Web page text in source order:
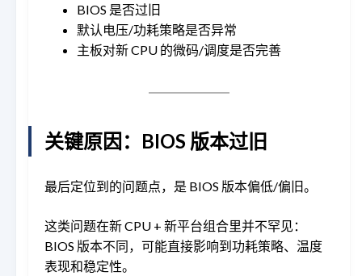
BIOS 是否过旧
默认电压/功耗策略是否异常
主板对新 CPU 的微码/调度是否完善
关键原因：BIOS 版本过旧
最后定位到的问题点，是 BIOS 版本偏低/偏旧。
这类问题在新 CPU + 新平台组合里并不罕见：
BIOS 版本不同，可能直接影响到功耗策略、温度
表现和稳定性。